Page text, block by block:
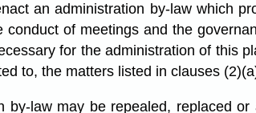
an administration by-law which
conduct of meetings and the
for the administration of this
to, the matters listed in clauses
by-law may be repealed, replaced or